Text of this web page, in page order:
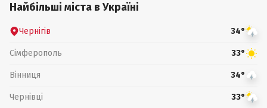
Найбільші міста в Україні
Чернігів 34°
Сімферополь 33°
Вінниця 34°
Чернівці 33°